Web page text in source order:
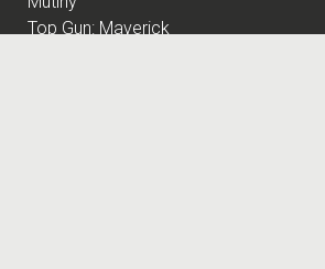
Top Gun: Maverick